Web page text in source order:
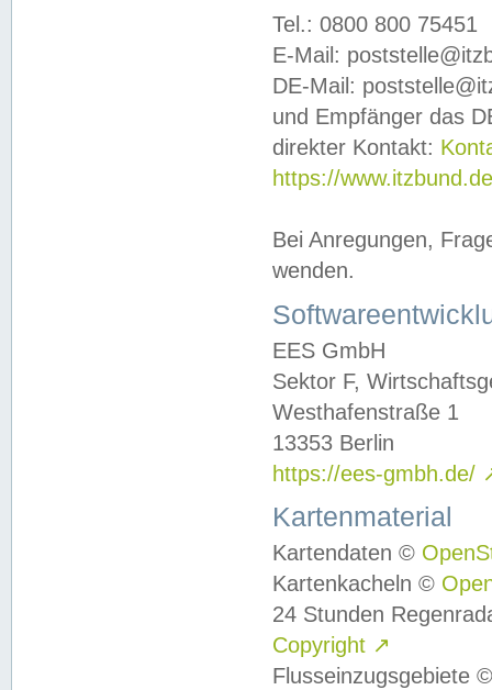
Tel.: 0800 800 75451
E-Mail:
DE-Mail:
und Empfänger das
direkter Kontakt:
https://
Bei Anregungen,
wenden.
EES GmbH
Sektor F,
Westhafenstraße 1
13353 Berlin
https://ees-gmbh.de/
Kartenmaterial
Kartendaten ©
Kartenkacheln ©
24 Stunden
Copyright ↗
Flusseinzugsgebiete